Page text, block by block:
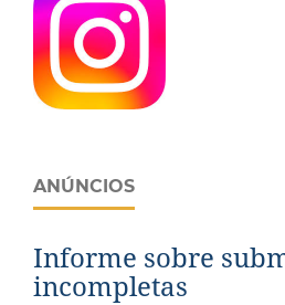
ANÚNCIOS
Informe sobre
incompletas